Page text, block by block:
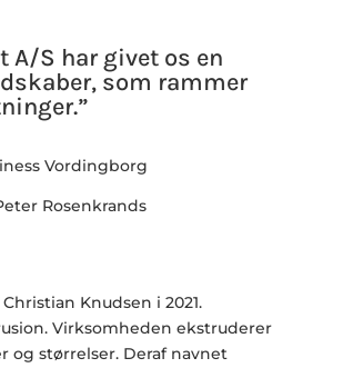
A/S har givet os en
som rammer
Vordingborg
Knudsen i 2021.
Virksomheden ekstruderer
og størrelser. Deraf navnet